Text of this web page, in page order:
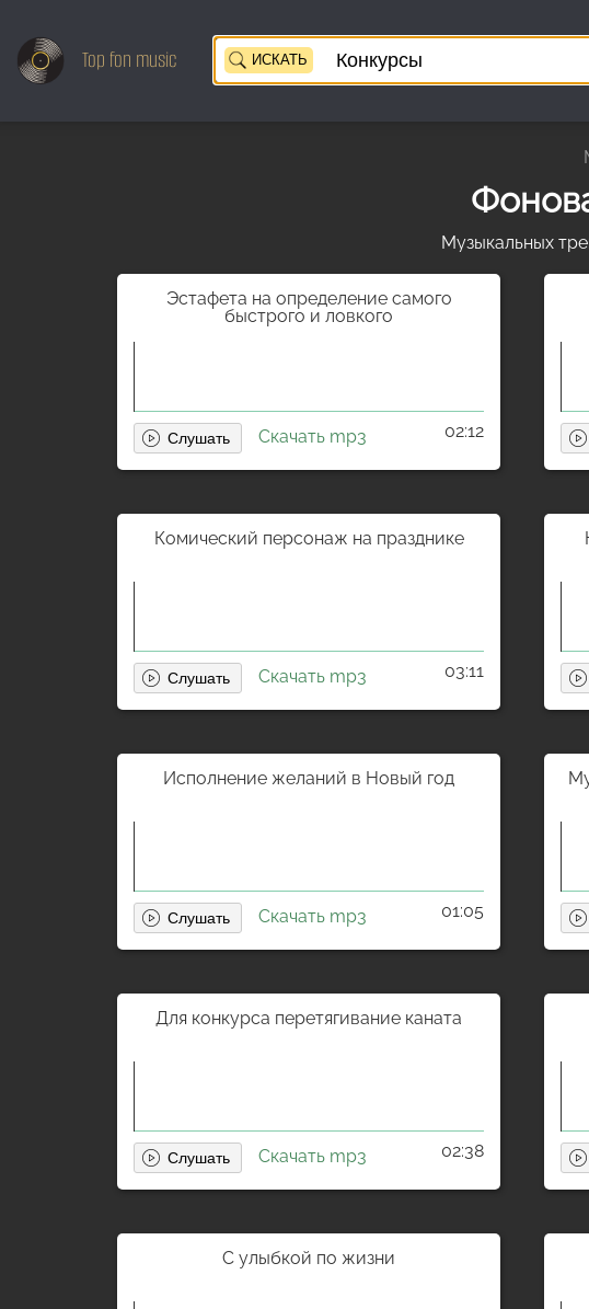
Topfon music ИСКАТЬ
Музыкальных
Эстафета на определение самого
быстрого и ловкого
Скачать mp3 02:12
Комический персонаж на празднике
Скачать mp3 03:11
Исполнение желаний в Новый год
Скачать mp3 01:05
Для конкурса перетягивание каната
Скачать mp3 02:38
С улыбкой по жизни